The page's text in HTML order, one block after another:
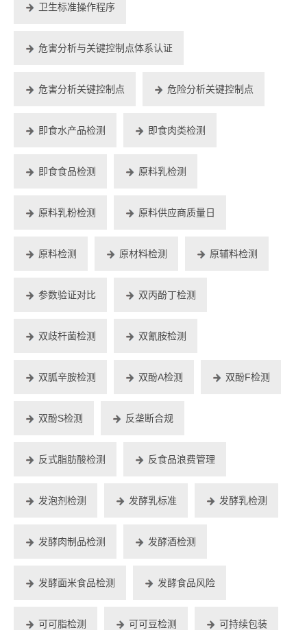
卫生标准操作程序
危害分析与关键控制点体系认证
危害分析关键控制点 危险分析关键控制点
即食水产品检测 即食肉类检测
即食食品检测 原料乳检测
原料乳粉检测 原料供应商质量日
原料检测 原材料检测 原辅料检测
参数验证对比 双丙酚丁检测
双歧杆菌检测 双氰胺检测
双胍辛胺检测 双酚A检测 双酚F检测
双酚S检测 反垄断合规
反式脂肪酸检测 反食品浪费管理
发泡剂检测 发酵乳标准 发酵乳检测
发酵肉制品检测 发酵酒检测
发酵面米食品检测 发酵食品风险
可可脂检测 可可豆检测 可持续包装